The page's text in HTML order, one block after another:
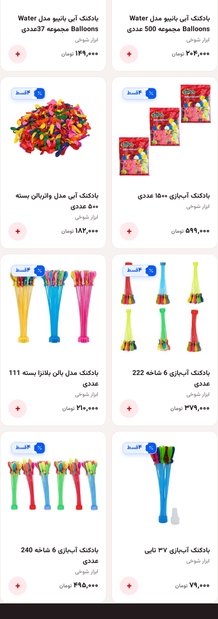
بادکنک آبی بانیبو مدل Water
Balloons مجموعه 500 عددی
ابزار شوخی
۲۰۴٬۰۰۰ تومان +
بادکنک آبی بانیبو مدل Water
Balloons مجموعه 37عددی
ابزار شوخی
۱۴۹٬۰۰۰ تومان +
۴قسط
بادکنک آب‌بازی ۱۵۰۰ عددی
ابزار شوخی
۵۹۹٬۰۰۰ تومان +
۴قسط
بادکنک آبی مدل واتربالن بسته
۵۰۰ عددی
ابزار شوخی
۱۸۲٬۰۰۰ تومان +
۴قسط
بادکنک آب‌بازی 6 شاخه 222
عددی
ابزار شوخی
۳۷۹٬۰۰۰ تومان +
۴قسط
بادکنک مدل بالن بلانزا بسته 111
عددی
ابزار شوخی
۲۱۰٬۰۰۰ تومان +
۴قسط
بادکنک آب‌بازی ۳۷ تایی
ابزار شوخی
۷۹٬۰۰۰ تومان +
۴قسط
بادکنک آب‌بازی 6 شاخه 240
عددی
ابزار شوخی
۴۹۵٬۰۰۰ تومان +